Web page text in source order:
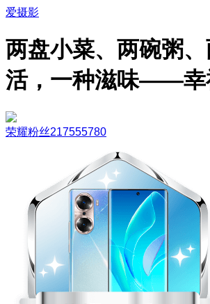
爱摄影
两盘小菜、两碗粥
活，一种滋味——幸
荣耀粉丝217555780